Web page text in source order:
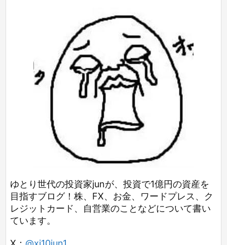
ゆとり世代の投資家junが、投資で1億円の資産を
目指すブログ！株、FX、お金、ワードプレス、ク
レジットカード、自営業のことなどについて書い
ています。